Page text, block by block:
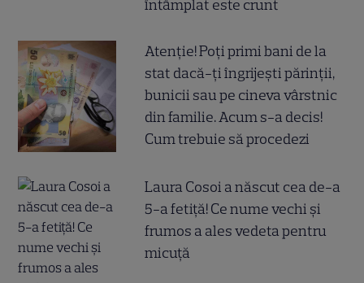
întâmplat este crunt
Atenție! Poți primi bani de la
stat dacă-ți îngrijești părinții,
bunicii sau pe cineva vârstnic
din familie. Acum s-a decis!
Cum trebuie să procedezi
Laura Cosoi a născut cea de-a
5-a fetiță! Ce nume vechi și
frumos a ales vedeta pentru
micuță